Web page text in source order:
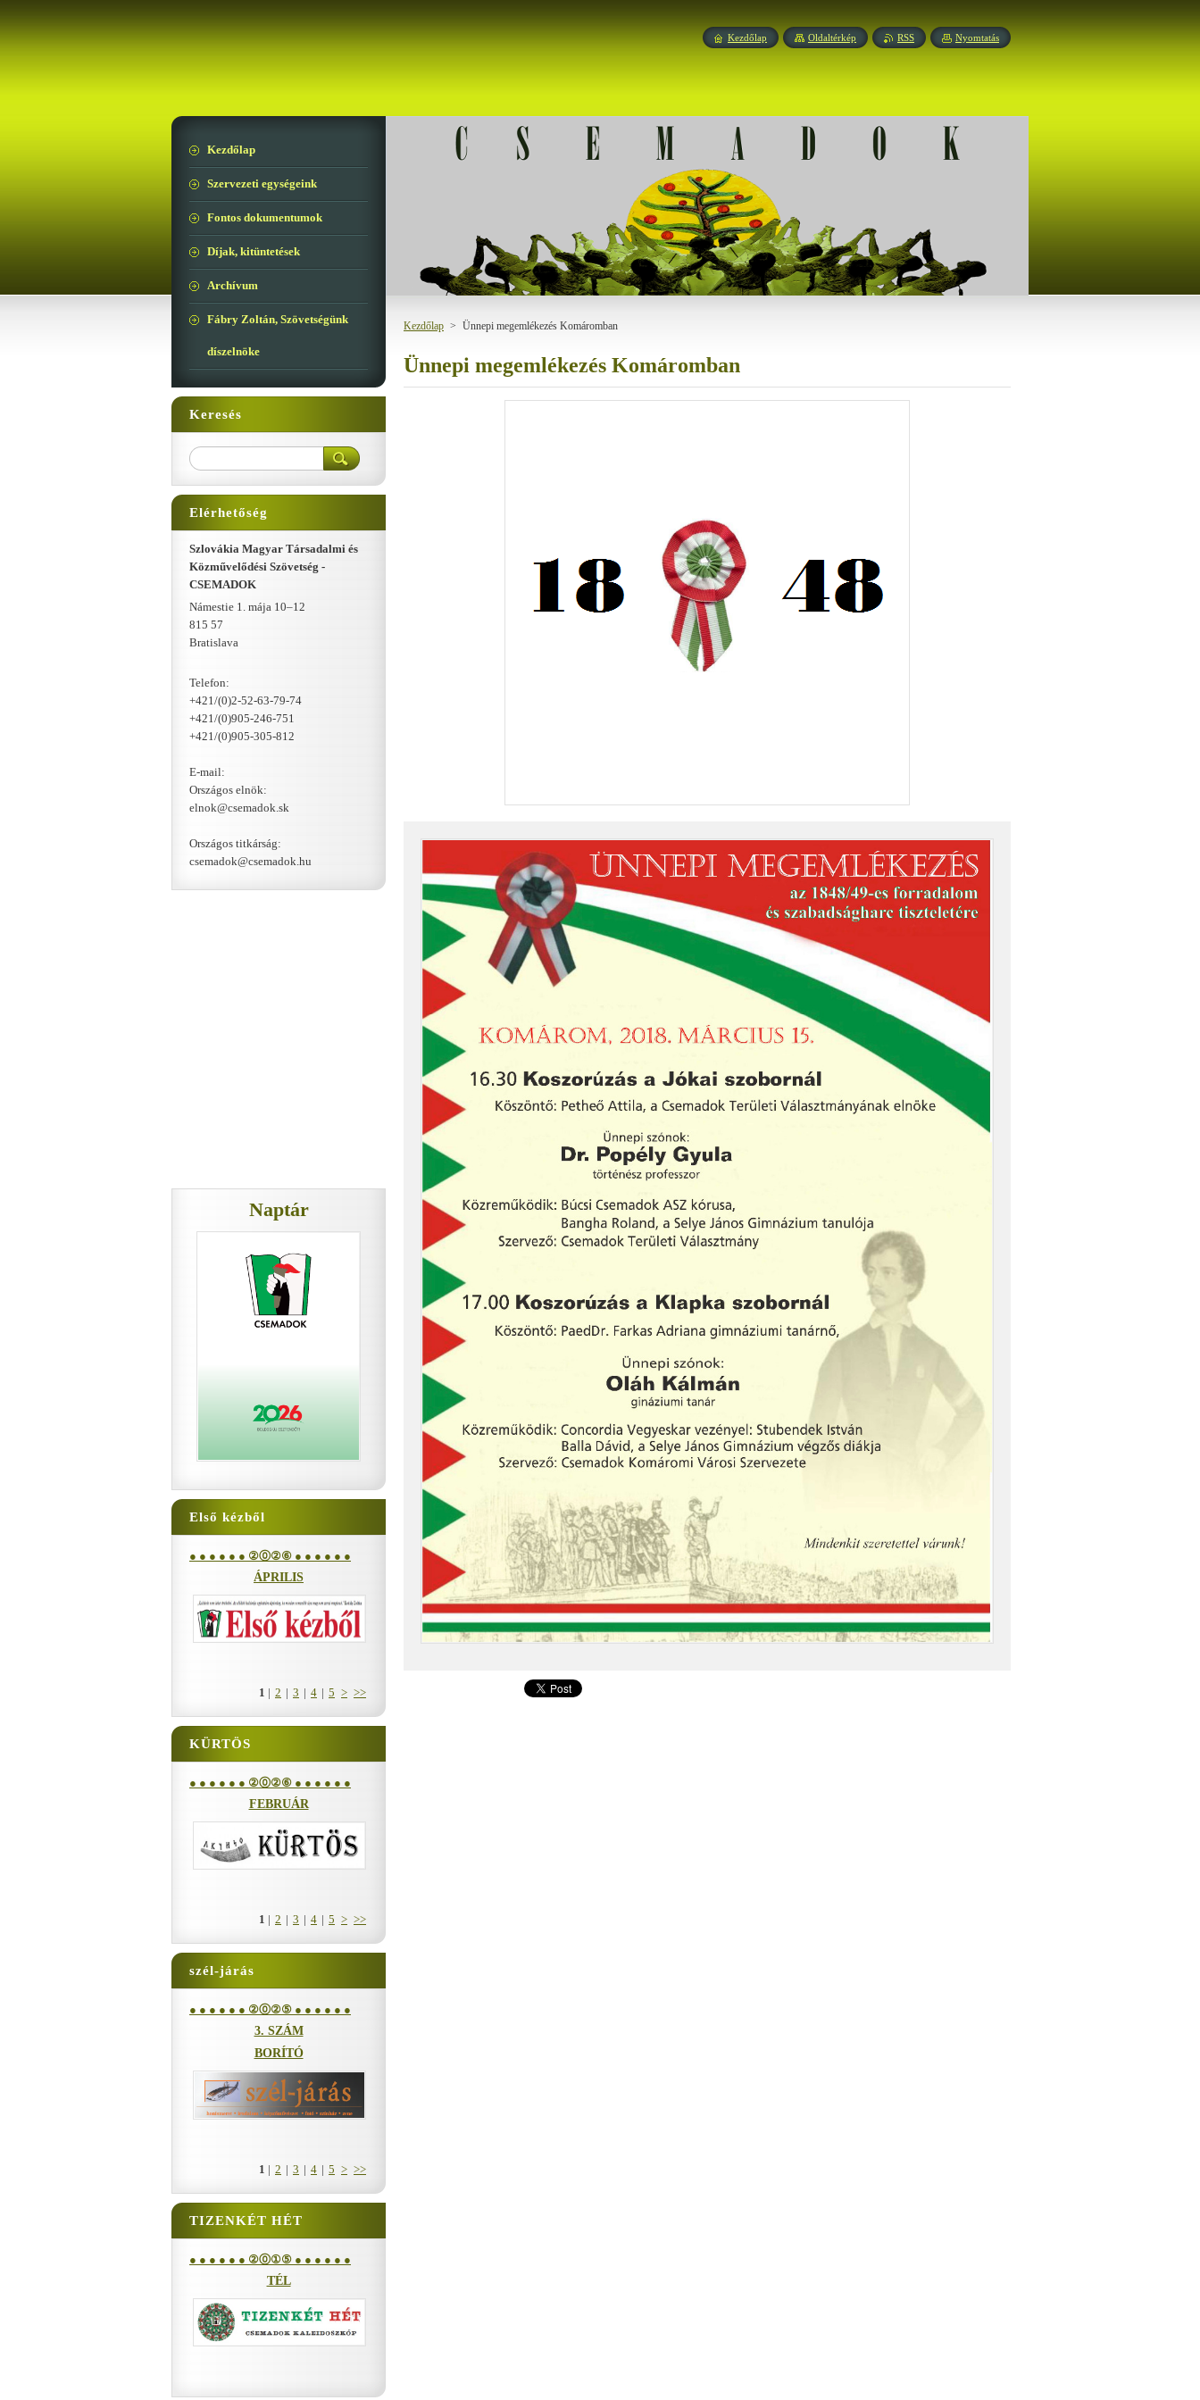
Kezdőlap > Ünnepi megemlékezés Komáromban
Ünnepi megemlékezés Komáromban
Kezdőlap
Szervezeti egységeink
Fontos dokumentumok
Díjak, kitüntetések
Archívum
Fábry Zoltán, Szövetségünk
díszelnöke
Keresés
Elérhetőség
Szlovákia Magyar Társadalmi és
Közművelődési Szövetség -
CSEMADOK
Námestie 1. mája 10–12
815 57
Bratislava
Telefon:
+421/(0)2-52-63-79-74
+421/(0)905-246-751
+421/(0)905-305-812
E-mail:
Országos elnök:
elnok@csemadok.sk
Országos titkárság:
csemadok@csemadok.hu
Naptár
Első kézből
● ● ● ● ● ● ②⓪②⑥ ● ● ● ● ● ●
ÁPRILIS
1 2 3 4 5 > >>
KÜRTÖS
● ● ● ● ● ● ②⓪②⑥ ● ● ● ● ● ●
FEBRUÁR
1 2 3 4 5 > >>
szél-járás
● ● ● ● ● ● ②⓪②⑤ ● ● ● ● ● ●
3. SZÁM
BORÍTÓ
1 2 3 4 5 > >>
TIZENKÉT HÉT
● ● ● ● ● ● ②⓪①⑤ ● ● ● ● ● ●
TÉL
Kezdőlap Oldaltérkép RSS Nyomtatás